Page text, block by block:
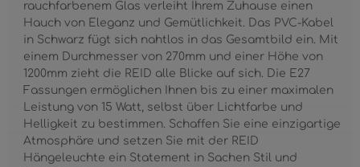
rauchfarbenem Glas verleiht Ihrem Zuhause einen
Hauch von Eleganz und Gemütlichkeit. Das PVC-Kabel
in Schwarz fügt sich nahtlos in das Gesamtbild ein. Mit
einem Durchmesser von 270mm und einer Höhe von
1200mm zieht die REID alle Blicke auf sich. Die E27
Fassungen ermöglichen Ihnen bis zu einer maximalen
Leistung von 15 Watt, selbst über Lichtfarbe und
Helligkeit zu bestimmen. Schaffen Sie eine einzigartige
Atmosphäre und setzen Sie mit der REID
Hängeleuchte ein Statement in Sachen Stil und